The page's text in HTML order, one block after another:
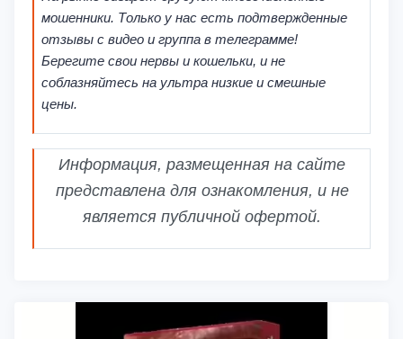
мошенники. Только у нас есть подтвержденные
отзывы с видео и группа в телеграмме!
Берегите свои нервы и кошельки, и не
соблазняйтесь на ультра низкие и смешные
цены.
Информация, размещенная на сайте
представлена для ознакомления, и не
является публичной офертой.